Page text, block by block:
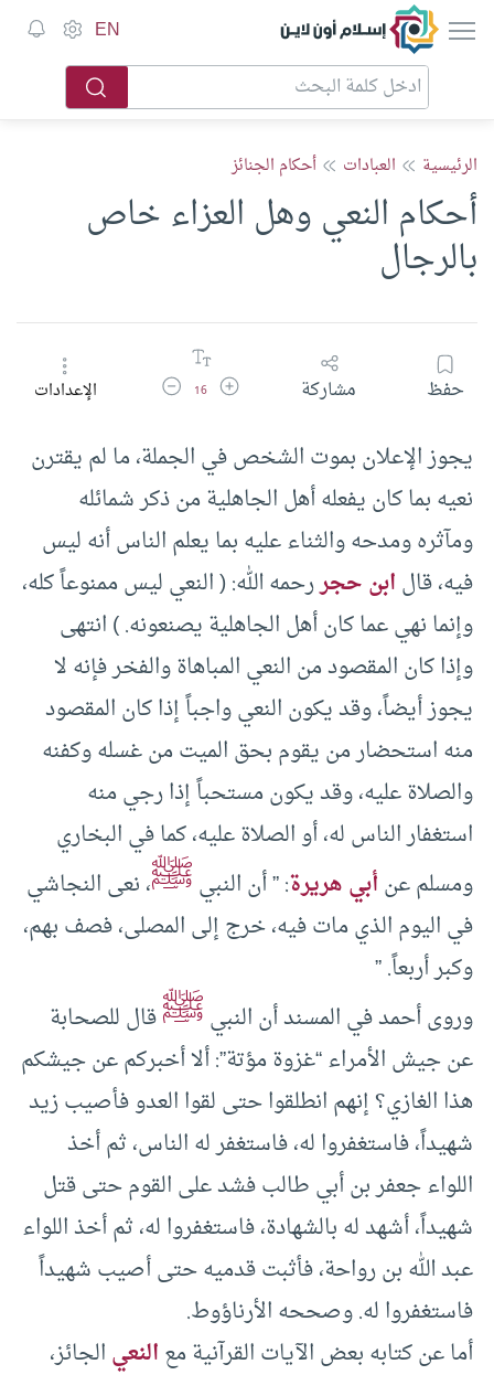
إسلام أون لاين EN
الرئيسية العبادات أحكام الجنائز
أحكام النعي وهل العزاء خاص
بالرجال
حفظ مشاركة زيادة حجم الخط
16 تقليل حجم الخطالإعدادات
يجوز الإعلان بموت الشخص في الجملة، ما لم يقترن
نعيه بما كان يفعله أهل الجاهلية من ذكر شمائله
ومآثره ومدحه والثناء عليه بما يعلم الناس أنه ليس
فيه، قالابن حجررحمه الله: ( النعي ليس ممنوعاً كله،
وإنما نهي عما كان أهل الجاهلية يصنعونه. ) انتهى
وإذا كان المقصود من النعي المباهاة والفخر فإنه لا
يجوز أيضاً، وقد يكون النعي واجباً إذا كان المقصود
منه استحضار من يقوم بحق الميت من غسله وكفنه
والصلاة عليه، وقد يكون مستحباً إذا رجي منه
استغفار الناس له، أو الصلاة عليه، كما في البخاري
ومسلم عنأبي هريرة: ” أن النبيﷺ، نعى النجاشي
في اليوم الذي مات فيه، خرج إلى المصلى، فصف بهم،
وكبر أربعاً. ”
وروى أحمد في المسند أن النبيﷺقال للصحابة
عن جيش الأمراء “غزوة مؤتة”: ألا أخبركم عن جيشكم
هذا الغازي؟ إنهم انطلقوا حتى لقوا العدو فأصيب زيد
شهيداً، فاستغفروا له، فاستغفر له الناس، ثم أخذ
اللواء جعفر بن أبي طالب فشد على القوم حتى قتل
شهيداً، أشهد له بالشهادة، فاستغفروا له، ثم أخذ اللواء
عبد الله بن رواحة، فأثبت قدميه حتى أصيب شهيداً
فاستغفروا له. وصححه الأرناؤوط.
أما عن كتابه بعض الآيات القرآنية معالنعيالجائز،